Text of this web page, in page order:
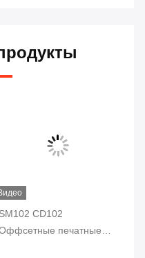
SM102 CD102
печатные